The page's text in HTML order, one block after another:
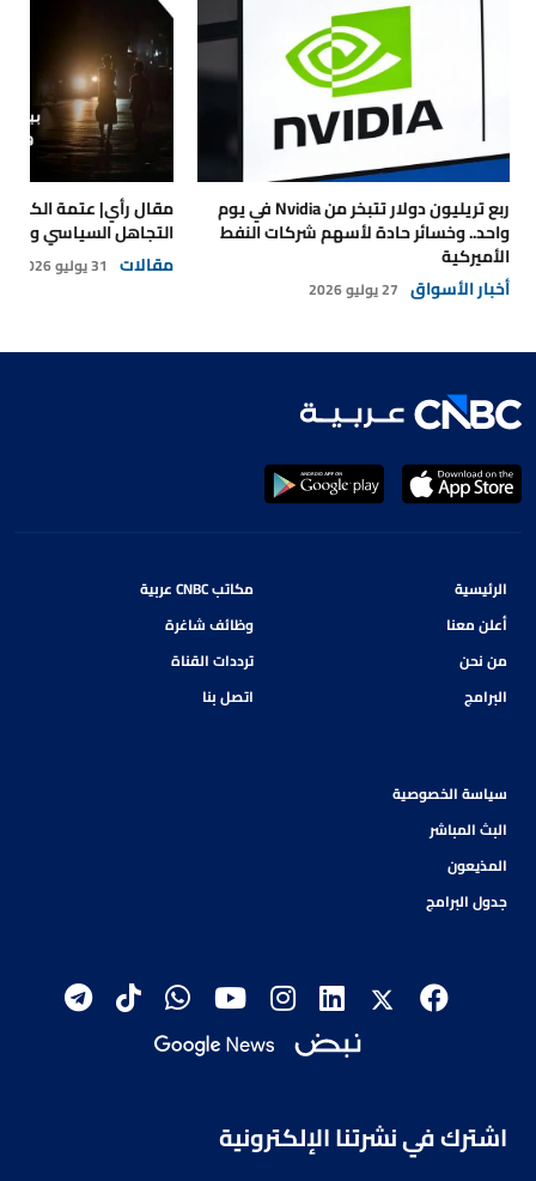
ربع تريليون دولار تتبخر من Nvidia في يوم
واحد.. وخسائر حادة لأسهم شركات النفط
الأميركية
أخبار الأسواق 27 يوليو 2026
مقال رأي| عتمة
التجاهل السياسي
مقالات 31 يوليو 2026
الرئيسية
أعلن معنا
من نحن
البرامج
مكاتب CNBC عربية
وظائف شاغرة
ترددات القناة
اتصل بنا
سياسة الخصوصية
البث المباشر
المذيعون
جدول البرامج
اشترك في نشرتنا الإلكترونية